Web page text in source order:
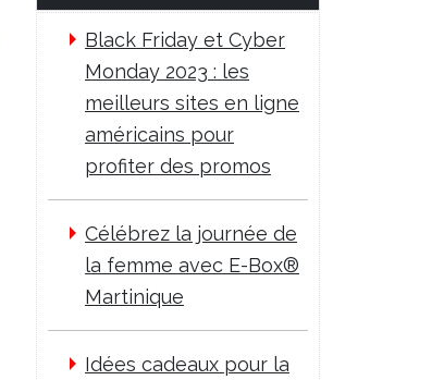
Black Friday et Cyber
Monday 2023 : les
meilleurs sites en ligne
américains pour
profiter des promos
Célébrez la journée de
la femme avec E-Box®
Martinique
Idées cadeaux pour la